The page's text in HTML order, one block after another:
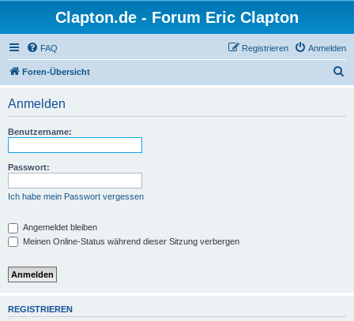
Clapton.de - Forum Eric Clapton
FAQ Anmelden
Registrieren
Foren-Übersicht
Anmelden
Benutzername:
Passwort:
Ich habe mein Passwort vergessen
Angemeldet bleiben
Meinen Online-Status während dieser Sitzung verbergen
REGISTRIEREN